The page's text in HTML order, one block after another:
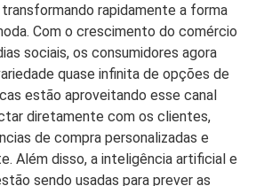
rapidamente a forma
Com o crescimento do comércio
sociais, os consumidores agora
quase infinita de opções de
estão aproveitando esse canal
diretamente com os clientes,
de compra personalizadas e
Além disso, a inteligência artificial e
sendo usadas para prever as